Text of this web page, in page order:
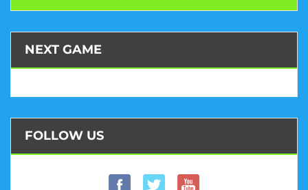
NEXT GAME
FOLLOW US